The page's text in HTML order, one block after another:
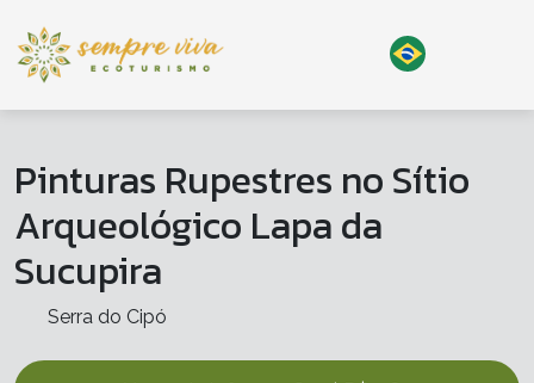
Pinturas Rupestres no Sítio
Arqueológico Lapa da
Sucupira
Serra do Cipó